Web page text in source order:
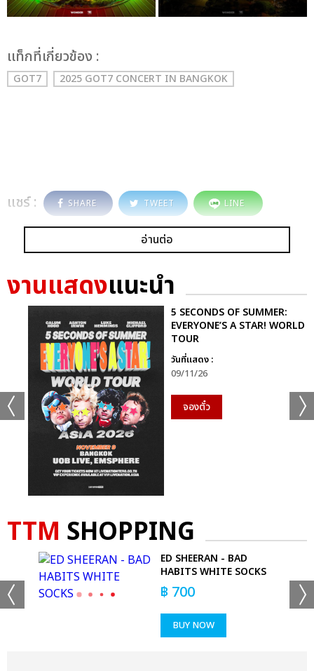
เเท็กที่เกี่ยวข้อง :
GOT7 2025 GOT7 CONCERT IN BANGKOK
แชร์ : SHARE TWEET LINE
อ่านต่อ
งานแสดงแนะนำ
5 SECONDS OF SUMMER:
EVERYONE’S A STAR! WORLD
TOUR
วันที่แสดง :
09/11/26
จองตั๋ว
TTM SHOPPING
ED SHEERAN - BAD
HABITS WHITE SOCKS
฿ 700
BUY NOW